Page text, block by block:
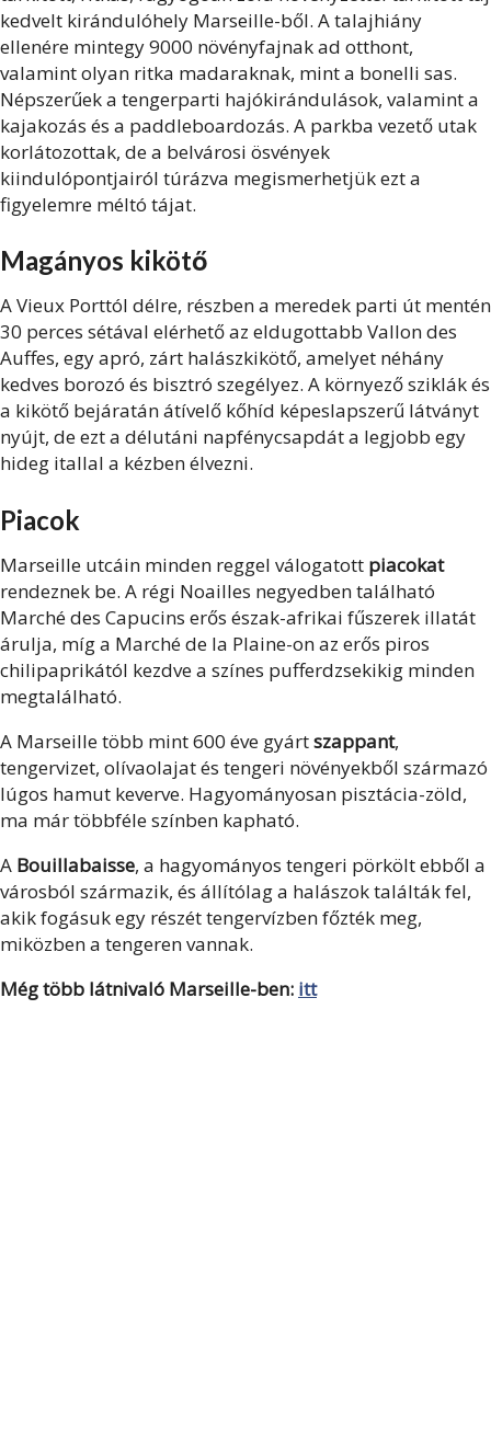
kedvelt kirándulóhely Marseille-ből. A talajhiány
ellenére mintegy 9000 növényfajnak ad otthont,
valamint olyan ritka madaraknak, mint a bonelli sas.
Népszerűek a tengerparti hajókirándulások, valamint a
kajakozás és a paddleboardozás. A parkba vezető utak
korlátozottak, de a belvárosi ösvények
kiindulópontjairól túrázva megismerhetjük ezt a
figyelemre méltó tájat.
Magányos kikötő
A Vieux Porttól délre, részben a meredek parti út mentén
30 perces sétával elérhető az eldugottabb Vallon des
Auffes, egy apró, zárt halászkikötő, amelyet néhány
kedves borozó és bisztró szegélyez. A környező sziklák és
a kikötő bejáratán átívelő kőhíd képeslapszerű látványt
nyújt, de ezt a délutáni napfénycsapdát a legjobb egy
hideg itallal a kézben élvezni.
Piacok
Marseille utcáin minden reggel válogatott piacokat
rendeznek be. A régi Noailles negyedben található
Marché des Capucins erős észak-afrikai fűszerek illatát
árulja, míg a Marché de la Plaine-on az erős piros
chilipaprikától kezdve a színes pufferdzsekikig minden
megtalálható.
A Marseille több mint 600 éve gyártszappant,
tengervizet, olívaolajat és tengeri növényekből származó
lúgos hamut keverve. Hagyományosan pisztácia-zöld,
ma már többféle színben kapható.
A Bouillabaisse, a hagyományos tengeri pörkölt ebből a
városból származik, és állítólag a halászok találták fel,
akik fogásuk egy részét tengervízben főzték meg,
miközben a tengeren vannak.
Még több látnivaló Marseille-ben: itt